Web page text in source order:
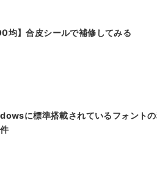
均】合皮シールで補修してみる
に標準搭載されているフォント